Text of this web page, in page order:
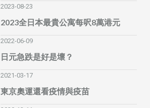
2023-08-23
2023全日本最貴公寓每呎8萬港元
2022-06-09
日元急跌是好是壞？
2021-03-17
東京奧運還看疫情與疫苗